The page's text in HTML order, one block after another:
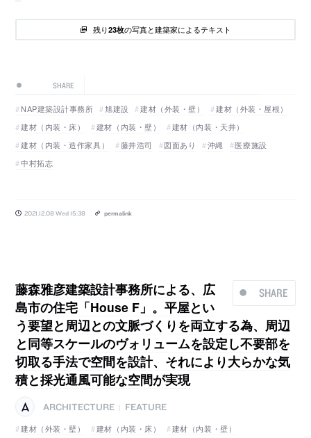
残り23枚の写真と建築家によるテキスト
SHARE
NAP建築設計事務所 旭建設 建材（外装・壁）
建材（外装・屋根）
建材（内装・床）
建材（内装・壁）
建材（内装・天井）
建材（内装・造作家具）
藤井浩司 図面あり 沖縄
医療施設
中村拓志
2021.12.08 Wed 15:38 permalink
SHARE
藤森雅彦建築設計事務所による、広
島市の住宅「House F」。平屋とい
う要望と周辺との文脈づくりを両立する為、周辺
と同等スケールのヴォリュームを設定し不要部を
切取る手法で空間を設計、それにより大らかな気
積と採光通風可能な空間が実現
ARCHITECTURE
FEATURE
建材（外装・壁）
建材（内装・床）
建材（内装・壁）